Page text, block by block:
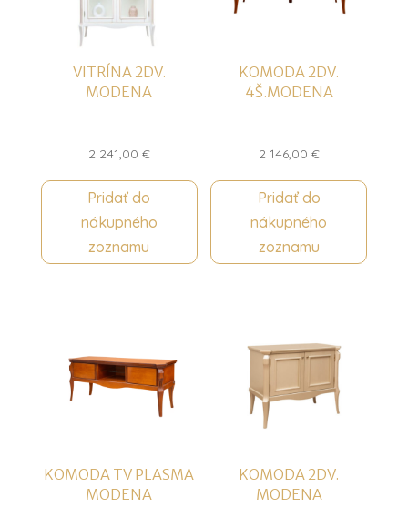
VITRÍNA 2DV.
MODENA
2 241,00 €
Pridať do
nákupného
zoznamu
KOMODA 2DV.
4Š.MODENA
2 146,00 €
Pridať do
nákupného
zoznamu
KOMODA TV PLASMA
MODENA
KOMODA 2DV.
MODENA